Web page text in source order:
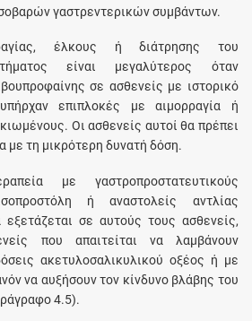
γαστρεντερικών συμβάντων.
έλκους ή διάτρησης του
είναι μεγαλύτερος όταν
σε ασθενείς με ιστορικό
επιπλοκές με αιμορραγία ή
Οι ασθενείς αυτοί θα πρέπει
με τη μικρότερη δυνατή δόση.
με γαστροπροστατευτικούς
ή αναστολείς αντλίας
σε αυτούς τους ασθενείς,
που απαιτείται να λαμβάνουν
ακετυλοσαλικυλικού οξέος ή με
να αυξήσουν τον κίνδυνο βλάβης του
4.5).